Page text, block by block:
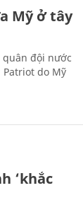
Mỹ ở tây
quân đội nước
do Mỹ
‘khắc